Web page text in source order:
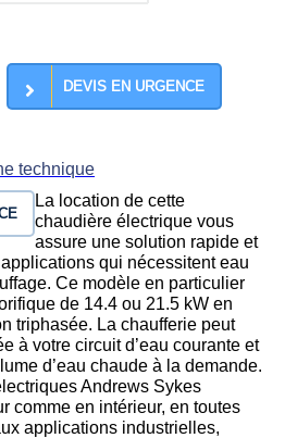
DEVIS EN URGENCE
technique
La location de cette
chaudière électrique vous
assure une solution rapide et
qui nécessitent eau
Ce modèle en particulier
de 14.4 ou 21.5 kW en
triphasée. La chaufferie peut
à votre circuit d’eau courante et
d’eau chaude à la demande.
Andrews Sykes
comme en intérieur, en toutes
applications industrielles,